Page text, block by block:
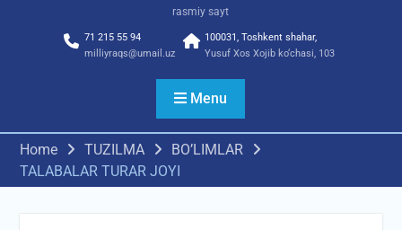
rasmiy sayt
71 215 55 94
milliyraqs@umail.uz
100031, Toshkent shahar,
Yusuf Xos Xojib ko‘chasi, 103
Menu
Home TUZILMA
BO’LIMLAR
TALABALAR TURAR JOYI